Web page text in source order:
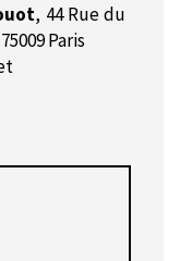
, 44 Rue du
Paris